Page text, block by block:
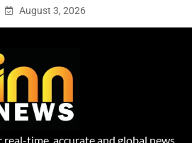
August 3, 2026
time, accurate and global news,